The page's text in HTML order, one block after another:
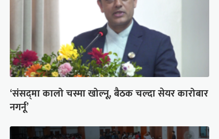
‘संसद्‍मा कालो चस्मा खोल्नू, बैठक चल्दा सेयर कारोबार
नगर्नू’